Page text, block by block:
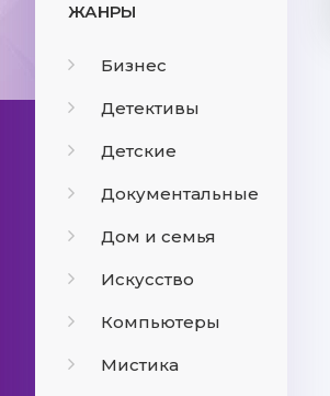
ЖАНРЫ
Бизнес
Детективы
Детские
Документальные
Дом и семья
Искусство
Компьютеры
Мистика